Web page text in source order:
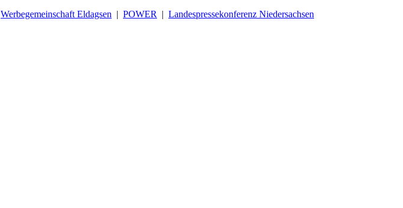
Werbegemeinschaft Eldagsen | POWER | Landespressekonferenz Niedersachsen